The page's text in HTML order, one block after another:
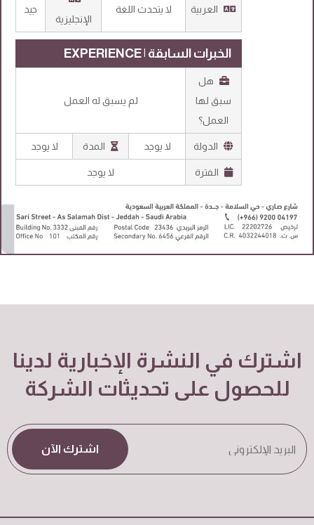
العربية
لا يتحدث اللغة
الإنجليزية
جيد
الخبرات السابقة | EXPERIENCE
هل
سبق لها
العمل؟
لم يسبق له العمل
الدولة لا يوجد المدة لا يوجد
الفترة لا يوجد
اشترك في النشرة الإخبارية لدينا
للحصول على تحديثات الشركة
اشترك الآن